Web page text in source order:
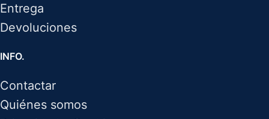
Entrega
Devoluciones
INFO.
Contactar
Quiénes somos